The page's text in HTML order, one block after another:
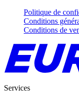
Politique de
Conditions
Conditions de
Services